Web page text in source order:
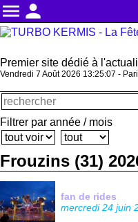
menu person
Premier site dédié à
Vendredi 7 Août 2026 13:25:08 -
Filtrer par année / mois
Frouzins (31)
fan de rides
mercredi 24 juin